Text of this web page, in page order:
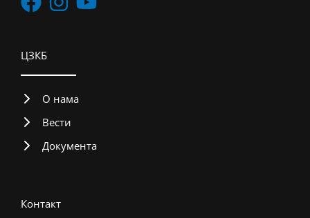
ЦЗКБ
О нама
Вести
Документа
Контакт